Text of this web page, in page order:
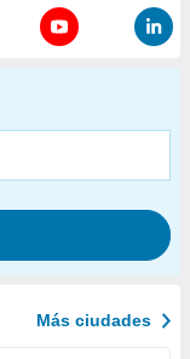
Más ciudades